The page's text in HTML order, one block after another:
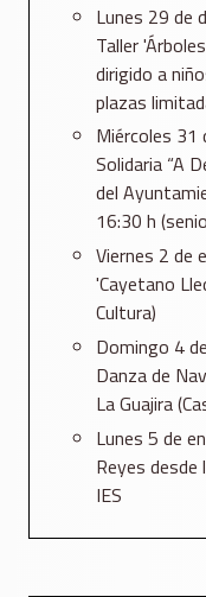
Lunes 29 de
Taller
dirigido a
plazas
Miércoles 31
Solidaria “A
del
16:30 h
Viernes 2 de
'Cayetano
Cultura)
Domingo 4
Danza de
La Guajira
Lunes 5 de
Reyes desde
IES